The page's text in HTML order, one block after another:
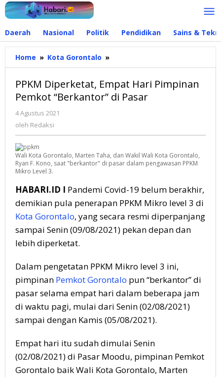
Lewati
ke
Daerah Nasional Politik Pendidikan Sains &
Home » Kota Gorontalo »
Diperketat,
Hari
Pimpinan
PPKM Diperketat, Empat Hari Pimpinan
Pemkot “Berkantor” di Pasar
4 Agustus 2021
oleh Redaksi
Wali Kota Gorontalo, Marten Taha, dan Wakil Wali Kota Gorontalo,
Ryan F. Kono, saat "berkantor" di pasar dalam pengawasan PPKM
Mikro Level 3.
HABARI.ID I Pandemi Covid-19 belum berakhir,
demikian pula penerapan PPKM Mikro level 3 di
Kota Gorontalo, yang secara resmi diperpanjang
sampai Senin (09/08/2021) pekan depan dan
lebih diperketat.
Dalam pengetatan PPKM Mikro level 3 ini,
pimpinan Pemkot Gorontalo pun “berkantor” di
pasar selama empat hari dalam beberapa jam
di waktu pagi, mulai dari Senin (02/08/2021)
sampai dengan Kamis (05/08/2021).
Empat hari itu sudah dimulai Senin
(02/08/2021) di Pasar Moodu, pimpinan Pemkot
Gorontalo baik Wali Kota Gorontalo, Marten